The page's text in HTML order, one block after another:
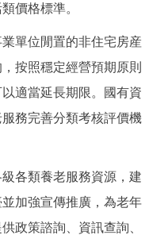
價格標準。
位閒置的非住宅房産
按照穩定經營預期原則
適當延長期限。國有資
務完善分類考核評價機
類養老服務資源，建
加強宣傳推廣，為老年
政策諮詢、資訊查詢、